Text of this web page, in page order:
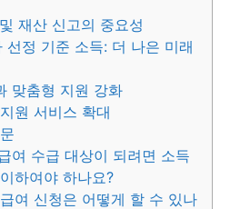
재산 신고의 중요성
선정 기준 소득: 더 나은 미래
맞춤형 지원 강화
원 서비스 확대
여 수급 대상이 되려면 소득
하여야 하나요?
여 신청은 어떻게 할 수 있나